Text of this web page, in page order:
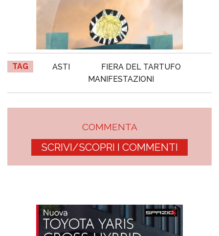
TAG ASTI
FIERA DEL TARTUFO
MANIFESTAZIONI
COMMENTA
SCRIVI/SCOPRI I COMMENTI